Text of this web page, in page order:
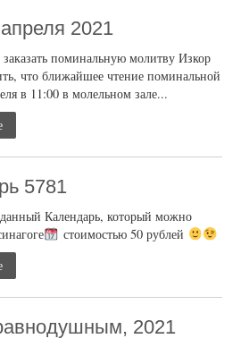
2021
поминальную молитву Изкор
что ближайшее чтение поминальной
в 11:00 в молельном зале...
5781
Календарь, который можно
стоимостью 50 рублей
2021